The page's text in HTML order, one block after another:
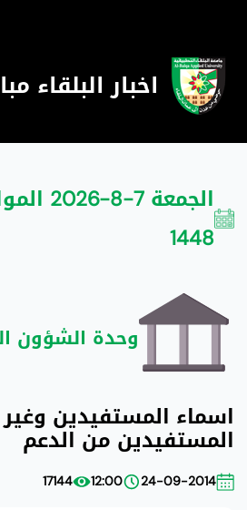
اخبار البلقاء
1448
وحدة الشؤون
اسماء المستفيدين وغير
المستفيدين من الدعم
24-09-2014
12:00
17144